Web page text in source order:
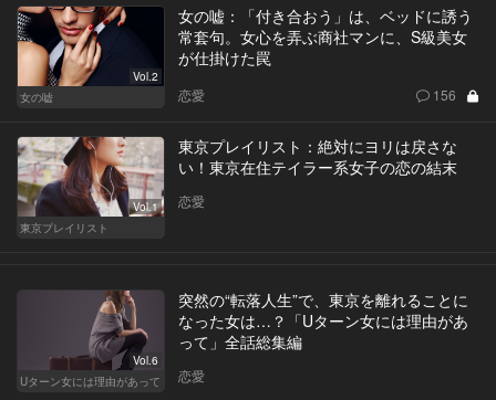
Vol.2
女の嘘
女の嘘：「付き合おう」は、ベッドに誘う
常套句。女心を弄ぶ商社マンに、S級美女
が仕掛けた罠
恋愛 156
Vol.1
東京プレイリスト
東京プレイリスト：絶対にヨリは戻さな
い！東京在住テイラー系女子の恋の結末
恋愛
Vol.6
Uターン女には理由があって
突然の“転落人生”で、東京を離れることに
なった女は…？「Uターン女には理由があ
って」全話総集編
恋愛